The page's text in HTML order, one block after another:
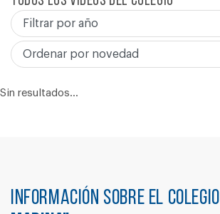
Sin resultados...
Información sobre el colegio